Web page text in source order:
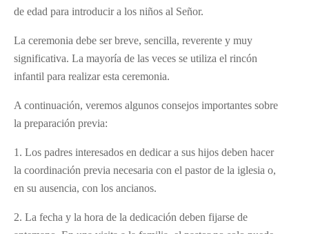
de edad para introducir a los niños al Señor.
La ceremonia debe ser breve, sencilla, reverente y muy
significativa. La mayoría de las veces se utiliza el rincón
infantil para realizar esta ceremonia.
A continuación, veremos algunos consejos importantes sobre
la preparación previa:
1. Los padres interesados en dedicar a sus hijos deben hacer
la coordinación previa necesaria con el pastor de la iglesia o,
en su ausencia, con los ancianos.
2. La fecha y la hora de la dedicación deben fijarse de